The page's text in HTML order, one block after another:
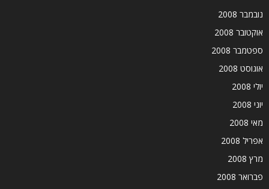
נובמבר 2008
אוקטובר 2008
ספטמבר 2008
אוגוסט 2008
יולי 2008
יוני 2008
מאי 2008
אפריל 2008
מרץ 2008
פברואר 2008